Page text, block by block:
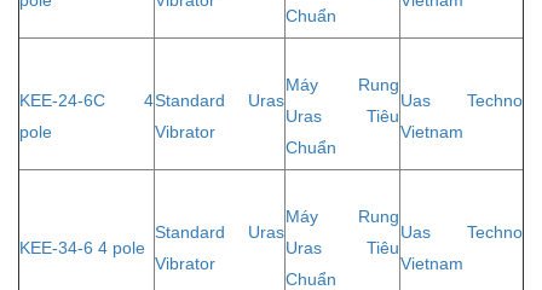
Chuẩn
KEE-24-6C 4
pole
Standard Uras
Vibrator
Máy Rung
Uras Tiêu
Chuẩn
Uas Techno
Vietnam
KEE-34-6 4 pole
Standard Uras
Vibrator
Máy Rung
Uras Tiêu
Chuẩn
Uas Techno
Vietnam